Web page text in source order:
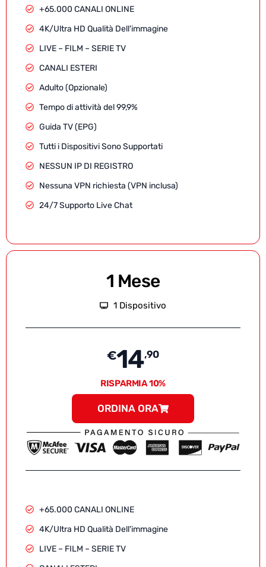
+65.000 CANALI ONLINE
4K/Ultra HD Qualità Dell'immagine
LIVE – FILM – SERIE TV
CANALI ESTERI
Adulto (Opzionale)
Tempo di attività del 99,9%
Guida TV (EPG)
Tutti i Dispositivi Sono Supportati
NESSUN IP DI REGISTRO
Nessuna VPN richiesta (VPN inclusa)
24/7 Supporto Live Chat
1 Mese
1 Dispositivo
€14,90
RISPARMIA 10%
ORDINA ORA
+65.000 CANALI ONLINE
4K/Ultra HD Qualità Dell'immagine
LIVE – FILM – SERIE TV